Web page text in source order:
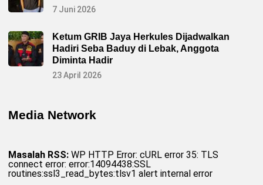
7 Juni 2026
Ketum GRIB Jaya Herkules Dijadwalkan
Hadiri Seba Baduy di Lebak, Anggota
Diminta Hadir
23 April 2026
Media Network
Masalah RSS: WP HTTP Error: cURL error 35: TLS
connect error: error:14094438:SSL
routines:ssl3_read_bytes:tlsv1 alert internal error